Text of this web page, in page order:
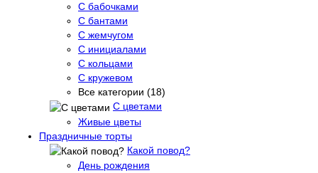
С бабочками
С бантами
С жемчугом
С инициалами
С кольцами
С кружевом
Все категории (18)
С цветами
Живые цветы
Праздничные торты
Какой повод?
День рождения